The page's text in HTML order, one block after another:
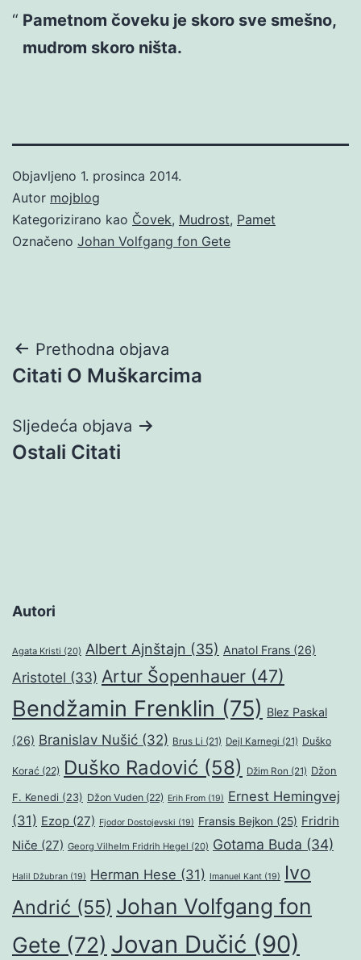
Pametnom čoveku je skoro sve smešno,
mudrom skoro ništa.
Objavljeno 1. prosinca 2014.
Autor mojblog
Kategorizirano kao Čovek, Mudrost, Pamet
Označeno Johan Volfgang fon Gete
Navigacija
objava
Prethodna objava
Citati O Muškarcima
Sljedeća objava
Ostali Citati
Autori
Agata Kristi (20) Albert Ajnštajn (35) Anatol Frans (26)
Aristotel (33) Artur Šopenhauer (47)
Bendžamin Frenklin (75) Blez Paskal
(26) Branislav Nušić (32) Brus Li (21) Dejl Karnegi (21) Duško
Korać (22) Duško Radović (58) Džim Ron (21) Džon
F. Kenedi (23) Džon Vuden (22) Erih From (19) Ernest Hemingvej
(31) Ezop (27) Fjodor Dostojevski (19) Fransis Bejkon (25) Fridrih
Niče (27) Georg Vilhelm Fridrih Hegel (20) Gotama Buda (34)
Halil Džubran (19) Herman Hese (31) Imanuel Kant (19)
Ivo
Andrić (55) Johan Volfgang fon
Gete (72) Jovan Dučić (90)